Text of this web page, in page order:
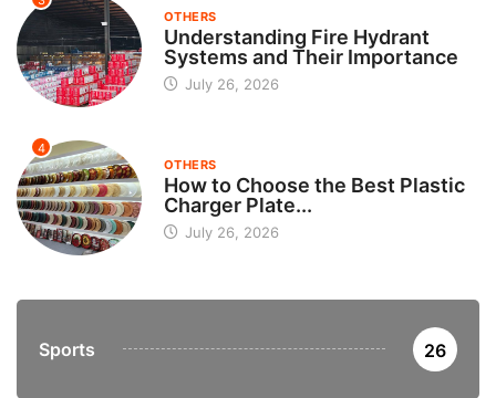
OTHERS
Understanding Fire Hydrant
Systems and Their Importance
July 26, 2026
4
OTHERS
How to Choose the Best Plastic
Charger Plate...
July 26, 2026
Sports 26